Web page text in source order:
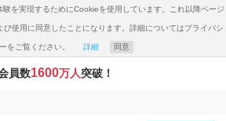
を実現するためにCookieを使用しています。これ以降ページ
使用に同意したことになります。詳細についてはプライバシ
をご覧ください。 詳細 同意
員数1600万人突破！